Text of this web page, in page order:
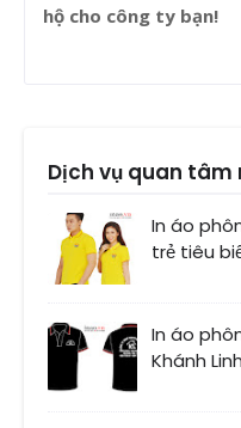
hộ cho công ty bạn!
Dịch vụ quan tâm
In áo
trẻ tiêu
In áo
Khánh Linh